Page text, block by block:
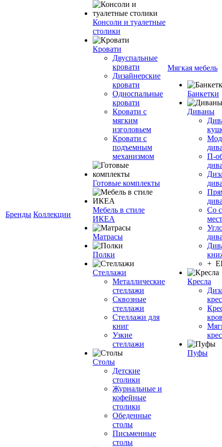
Бренды Коллекции
Консоли и туалетные
столики
Кровати
Двуспальные
кровати
Дизайнерские
кровати
Односпальные
кровати
Кровати с
мягким
изголовьем
Кровати с
подъемным
механизмом
Готовые комплекты
Мебель в стиле
ИКЕА
Матрасы
Полки
Стеллажи
Металлические
стеллажи
Сквозные
стеллажи
Стеллажи для
книг
Узкие
стеллажи
Столы
Детские
столики
Журнальные и
кофейные
столики
Обеденные
столы
Письменные
столы
Мягкая мебель
Банкетки
Диваны
П-
Со
+
Кресла
Пуфы